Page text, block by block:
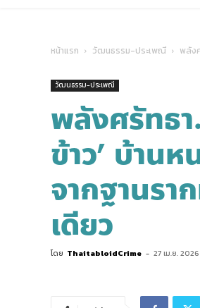
หน้าแรก วัฒนธรรม-ประเพณี พลัง
วัฒนธรรม-ประเพณี
พลังศรัทธ
ข้าว’ บ้าน
จากฐานรา
เดียว
โดย ThaitabloidCrime - 27 เม.ย. 2026